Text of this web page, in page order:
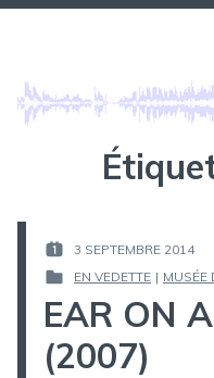
Aller
PUBLIÉ
LE :
3 SEPTEMBRE 2014
PUBLIÉ
DANS
EN VEDETTE | MUSÉE
EAR ON
(2007)